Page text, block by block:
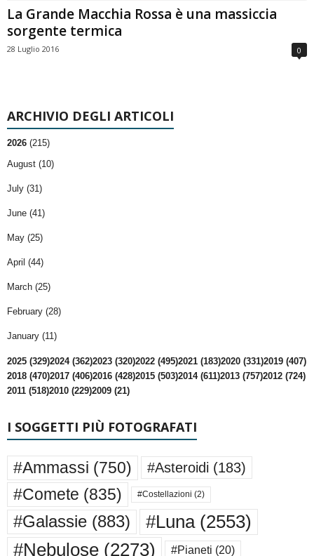
La Grande Macchia Rossa è una massiccia
sorgente termica
28 Luglio 2016 0
ARCHIVIO DEGLI ARTICOLI
2026 (215)
August (10)
July (31)
June (41)
May (25)
April (44)
March (25)
February (28)
January (11)
2025 (329)2024 (362)2023 (320)2022 (495)2021 (183)2020 (331)2019 (407)
2018 (470)2017 (406)2016 (428)2015 (503)2014 (611)2013 (757)2012 (724)
2011 (518)2010 (229)2009 (21)
I SOGGETTI PIÙ FOTOGRAFATI
#Ammassi (750) #Asteroidi (183)
#Comete (835) #Costellazioni (2)
#Galassie (883) #Luna(2553)
#Nebulose (2273) #Pianeti (20)